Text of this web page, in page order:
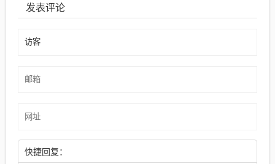
发表评论
快捷回复：